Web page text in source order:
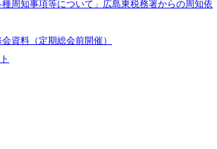
種周知事項等について」広島東税務署からの周知依
資料（定期総会前開催）